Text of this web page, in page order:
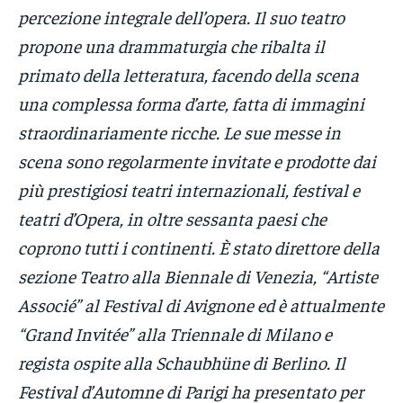
percezione integrale dell’opera. Il suo teatro
propone una drammaturgia che ribalta il
primato della letteratura, facendo della scena
una complessa forma d’arte, fatta di immagini
straordinariamente ricche. Le sue messe in
scena sono regolarmente invitate e prodotte dai
più prestigiosi teatri internazionali, festival e
teatri d’Opera, in oltre sessanta paesi che
coprono tutti i continenti. È stato direttore della
sezione Teatro alla Biennale di Venezia, “Artiste
Associé” al Festival di Avignone ed è attualmente
“Grand Invitée” alla Triennale di Milano e
regista ospite alla Schaubhüne di Berlino. Il
Festival d’Automne di Parigi ha presentato per